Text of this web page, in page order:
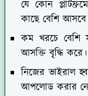
যে কোন
কাছে বেশি
কম খরচে বেশি
আসক্তি বৃ্দ্ধি করে।
নিজের ভাইরাল
আপলোড করার